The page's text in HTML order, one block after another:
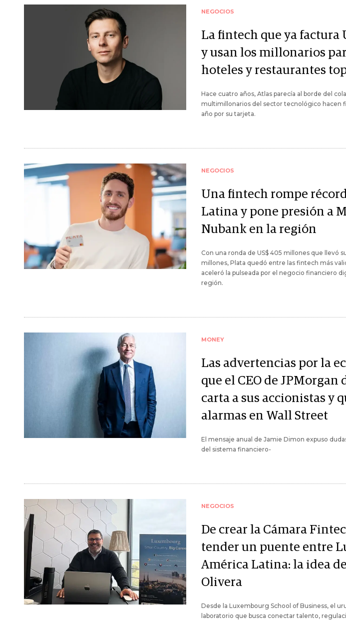
NEGOCIOS
La fintech que ya factura
y usan los millonarios
hoteles y restaurantes
Hace cuatro años, Atlas parecía al borde del
multimillonarios del sector tecnológico hacen
año por su tarjeta.
NEGOCIOS
Una fintech rompe
Latina y pone presión a
Nubank en la región
Con una ronda de US$ 405 millones que llevó
millones, Plata quedó entre las fintech más
aceleró la pulseada por el negocio financiero
región.
MONEY
Las advertencias por la
que el CEO de JPMorgan
carta a sus accionistas y
alarmas en Wall Street
El mensaje anual de Jamie Dimon expuso
del sistema financiero-
NEGOCIOS
De crear la Cámara
tender un puente entre
América Latina: la idea
Olivera
Desde la Luxembourg School of Business, el
laboratorio que busca conectar talento,